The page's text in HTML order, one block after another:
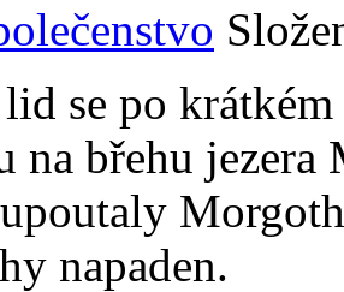
se po
na břehu
napaden.